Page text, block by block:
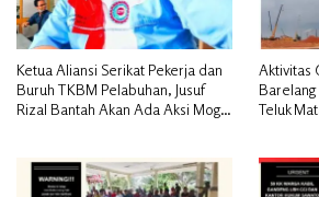
Ketua Aliansi Serikat Pekerja dan
Buruh TKBM Pelabuhan, Jusuf
Rizal Bantah Akan Ada Aksi Mogol
Aktivitas
Barelang
Teluk